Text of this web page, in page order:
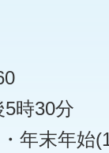
時30分
年末年始